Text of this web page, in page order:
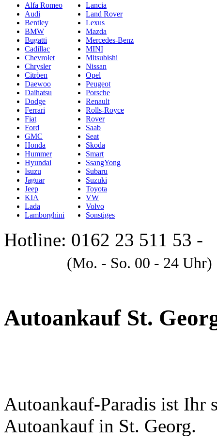
Alfa Romeo
Audi
Bentley
BMW
Bugatti
Cadillac
Chevrolet
Chrysler
Citröen
Daewoo
Daihatsu
Dodge
Ferrari
Fiat
Ford
GMC
Honda
Hummer
Hyundai
Isuzu
Jaguar
Jeep
KIA
Lada
Lamborghini
Lancia
Land Rover
Lexus
Mazda
Mercedes-Benz
MINI
Mitsubishi
Nissan
Opel
Peugeot
Porsche
Renault
Rolls-Royce
Rover
Saab
Seat
Skoda
Smart
SsangYong
Subaru
Suzuki
Toyota
VW
Volvo
Sonstiges
Hotline: 0162 23 511 53 -
(Mo. - So. 00 - 24 Uhr)
Autoankauf St.
Autoankauf-Paradis ist Ihr
Autoankauf in St. Georg.